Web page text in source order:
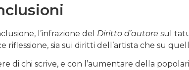
l’infrazione del Diritto d’autore sul
riflessione, sia sui diritti dell’artista che su
di chi scrive, e con l’aumentare della